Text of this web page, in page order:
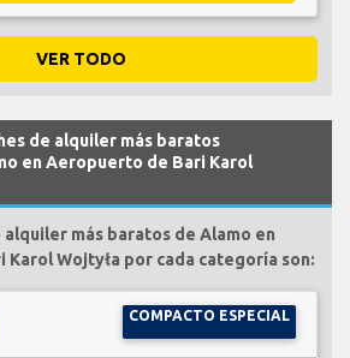
VER TODO
de alquiler más baratos
en Aeropuerto de Bari Karol
alquiler más baratos de Alamo en
Wojtyła por cada categoría son:
COMPACTO ESPECIAL